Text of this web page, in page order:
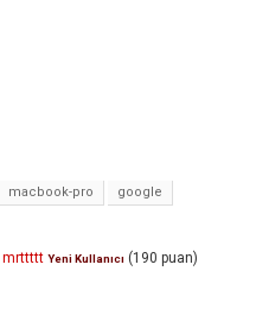
macbook-pro
google
mrttttt Yeni Kullanıcı (190 puan)